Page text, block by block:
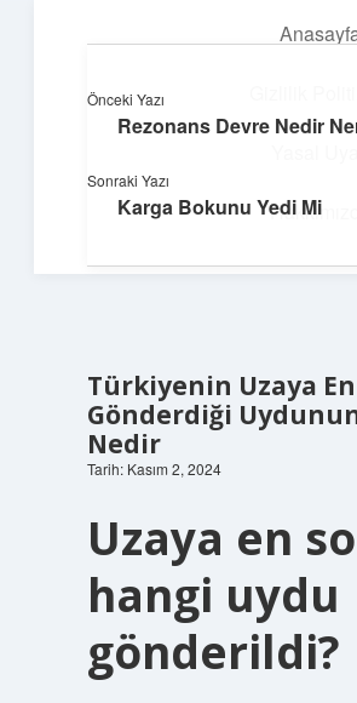
Hakkımızda
Hayatını kolaylaştıran zekice
Türkiyenin Uzaya En
Gönderdiği
Nedir
Tarih: Kasım 2, 2024
Uzaya en
hangi uydu
gönderildi?
Önceki Yazı
Rezonans Devre Nedir
Sonraki Yazı
Karga Bokunu Yedi Mi